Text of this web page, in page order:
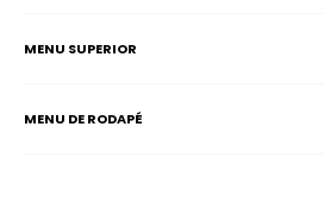
SAC (Serviço de Atendimento ao
Whatsapp:(51) 99227-3667
MENU SUPERIOR
Notebooks
MENU DE RODAPÉ